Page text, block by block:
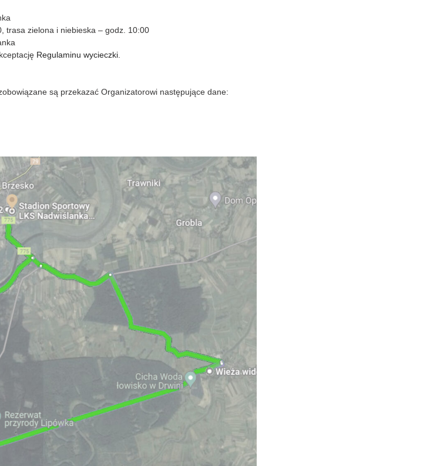
trasa zielona i niebieska – godz. 10:00
Regulaminu wycieczki.
są przekazać Organizatorowi następujące dane: